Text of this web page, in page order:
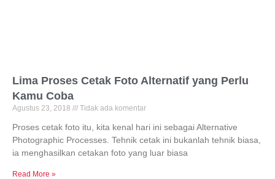
Lima Proses Cetak Foto Alternatif yang Perlu
Kamu Coba
Agustus 23, 2018 Tidak ada komentar
Proses cetak foto itu, kita kenal hari ini sebagai Alternative
Photographic Processes. Tehnik cetak ini bukanlah tehnik biasa,
ia menghasilkan cetakan foto yang luar biasa
Read More »